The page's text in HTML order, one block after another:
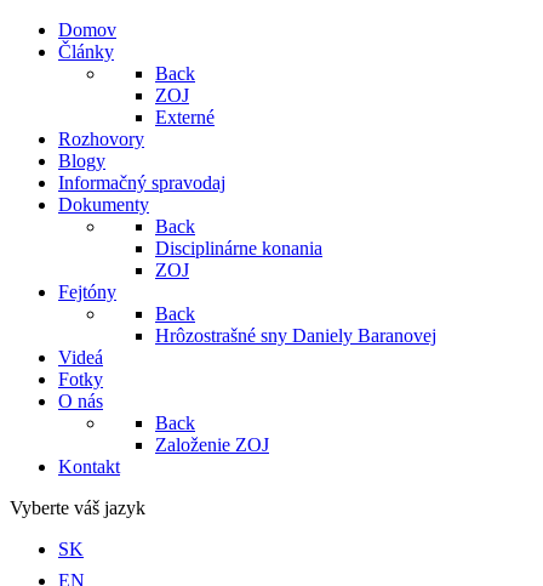
Domov
Články
Back
ZOJ
Externé
Rozhovory
Blogy
Informačný spravodaj
Dokumenty
Back
Disciplinárne konania
ZOJ
Fejtóny
Back
Hrôzostrašné sny Daniely Baranovej
Videá
Fotky
O nás
Back
Založenie ZOJ
Kontakt
Vyberte váš jazyk
SK
EN